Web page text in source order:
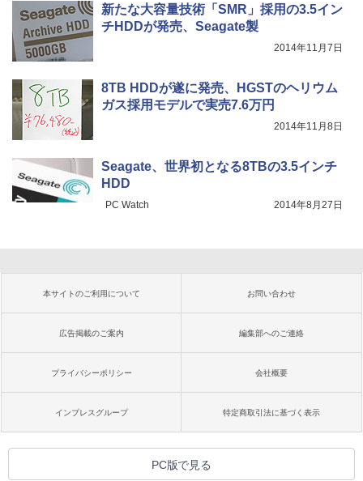
新たな大容量技術「SMR」採用の3.5イン
チHDDが発売、Seagate製
2014年11月7日
8TB HDDが遂に発売、HGSTのヘリウム
ガス採用モデルで実売7.6万円
2014年11月8日
Seagate、世界初となる8TBの3.5インチ
HDD
PC Watch 2014年8月27日
本サイトのご利用について お問い合わせ
広告掲載のご案内 編集部へのご連絡
プライバシーポリシー 会社概要
インプレスグループ 特定商取引法に基づく表示
PC版で見る